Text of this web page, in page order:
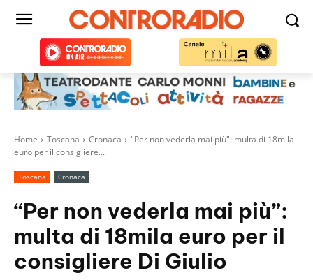
Home Toscana Cronaca
"Per non vederla mai più": multa di 18mila
euro per il consigliere...
Toscana Cronaca
“Per non vederla mai più”:
multa di 18mila euro per il
consigliere Di Giulio